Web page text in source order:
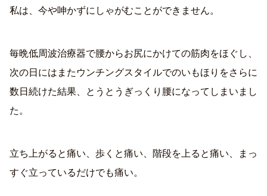
私は、今や呻かずにしゃがむことができません。
毎晩低周波治療器で腰からお尻にかけての筋肉をほぐし、
次の日にはまたウンチングスタイルでのいもほりをさらに
数日続けた結果、とうとうぎっくり腰になってしまいまし
た。
立ち上がると痛い、歩くと痛い、階段を上ると痛い、まっ
すぐ立っているだけでも痛い。